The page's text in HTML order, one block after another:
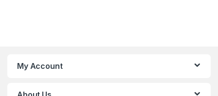
My Account